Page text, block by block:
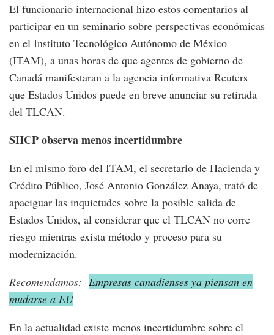
El funcionario internacional hizo estos comentarios al
participar en un seminario sobre perspectivas económicas
en el Instituto Tecnológico Autónomo de México
(ITAM), a unas horas de que agentes de gobierno de
Canadá manifestaran a la agencia informativa Reuters
que Estados Unidos puede en breve anunciar su retirada
del TLCAN.
SHCP observa menos incertidumbre
En el mismo foro del ITAM, el secretario de Hacienda y
Crédito Público, José Antonio González Anaya, trató de
apaciguar las inquietudes sobre la posible salida de
Estados Unidos, al considerar que el TLCAN no corre
riesgo mientras exista método y proceso para su
modernización.
Recomendamos: Empresas canadienses ya piensan en
mudarse a EU
En la actualidad existe menos incertidumbre sobre el